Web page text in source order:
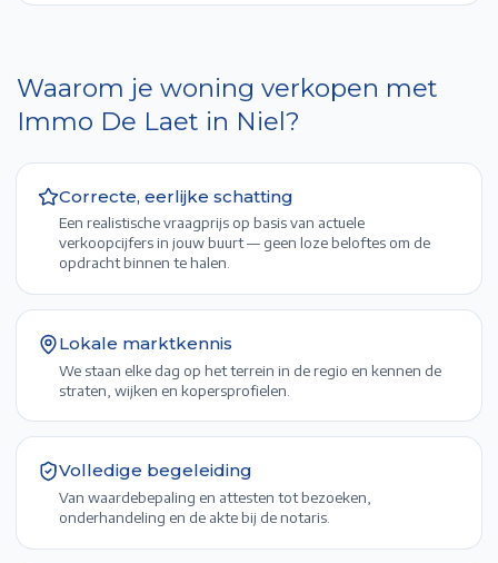
Waarom je woning verkopen met
Immo De Laet in Niel?
Correcte, eerlijke schatting
Een realistische vraagprijs op basis van actuele
verkoopcijfers in jouw buurt — geen loze beloftes om de
opdracht binnen te halen.
Lokale marktkennis
We staan elke dag op het terrein in de regio en kennen de
straten, wijken en kopersprofielen.
Volledige begeleiding
Van waardebepaling en attesten tot bezoeken,
onderhandeling en de akte bij de notaris.